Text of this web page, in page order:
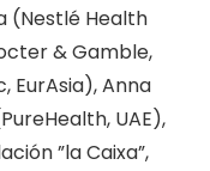
(Nestlé Health
& Gamble,
EurAsia), Anna
UAE),
”la Caixa”,